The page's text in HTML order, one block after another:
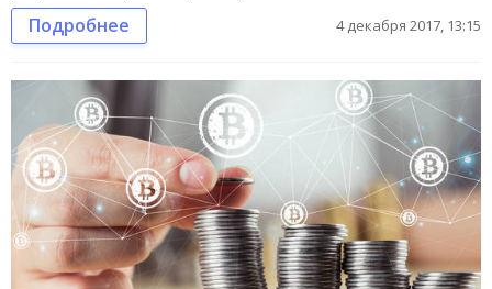
Подробнее 4 декабря 2017, 13:15